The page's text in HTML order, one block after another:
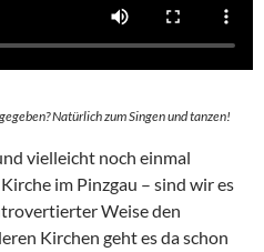
Natürlich zum Singen und tanzen!
vielleicht noch einmal
im Pinzgau – sind wir es
Weise den
Kirchen geht es da schon